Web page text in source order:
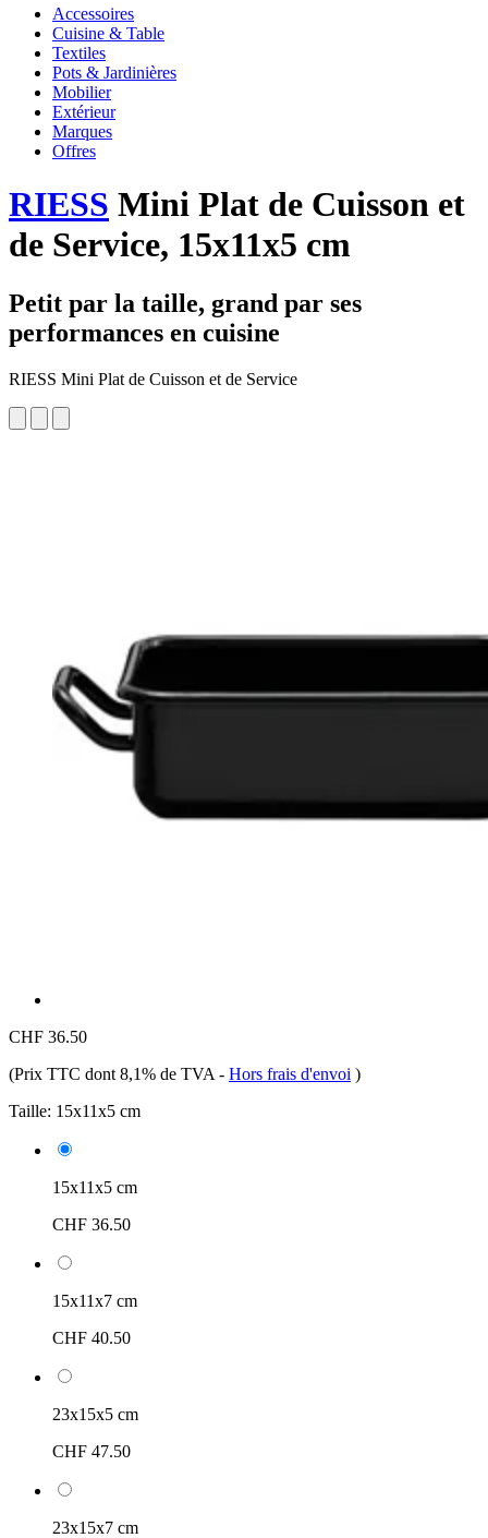
Accessoires
Cuisine & Table
Textiles
Pots & Jardinières
Mobilier
Extérieur
Marques
Offres
RIESS Mini Plat de Cuisson et
de Service, 15x11x5 cm
Petit par la taille, grand par ses
performances en cuisine
RIESS Mini Plat de Cuisson et de Service
CHF 36.50
(Prix TTC dont 8,1% de TVA - Hors frais d'envoi )
Taille: 15x11x5 cm
15x11x5 cm
CHF 36.50
15x11x7 cm
CHF 40.50
23x15x5 cm
CHF 47.50
23x15x7 cm